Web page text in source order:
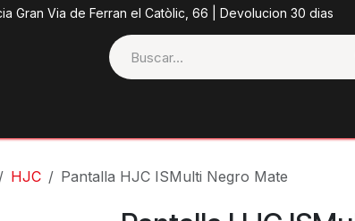
Gran Via de Ferran el Catòlic, 66 | Devolucion 30 dias
HJC Pantalla HJC ISMulti Negro Mate